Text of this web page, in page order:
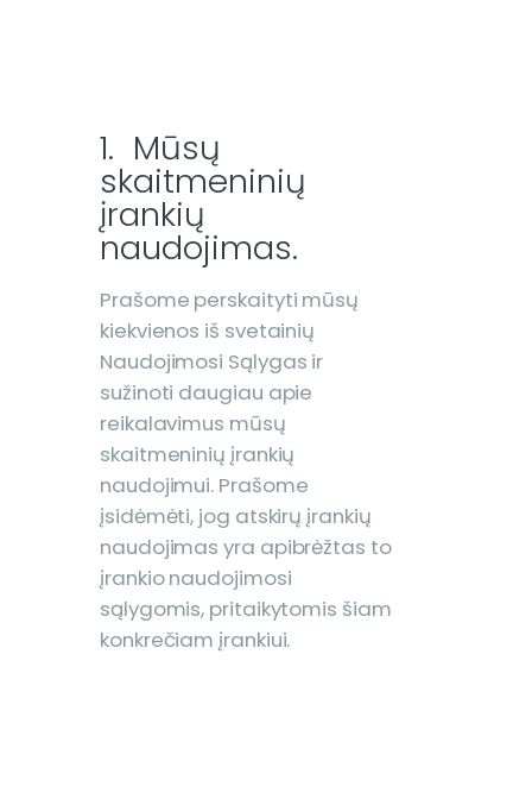
1. Mūsų
skaitmeninių
įrankių
naudojimas.
Prašome perskaityti mūsų
kiekvienos iš svetainių
Naudojimosi Sąlygas ir
sužinoti daugiau apie
reikalavimus mūsų
skaitmeninių įrankių
naudojimui. Prašome
įsidėmėti, jog atskirų įrankių
naudojimas yra apibrėžtas to
įrankio naudojimosi
sąlygomis, pritaikytomis šiam
konkrečiam įrankiui.